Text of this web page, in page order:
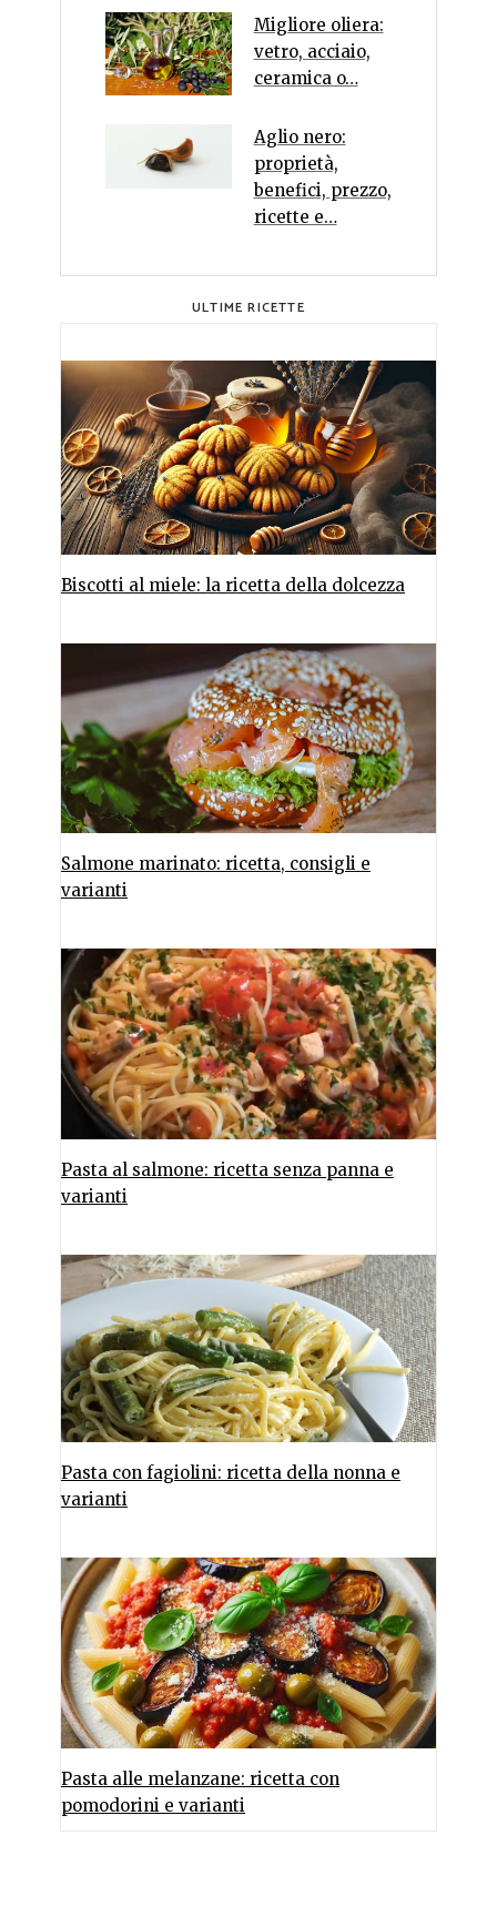
Migliore oliera:
vetro, acciaio,
ceramica o…
Aglio nero:
proprietà,
benefici, prezzo,
ricette e…
ULTIME RICETTE
Biscotti al miele: la ricetta della dolcezza
Salmone marinato: ricetta, consigli e
varianti
Pasta al salmone: ricetta senza panna e
varianti
Pasta con fagiolini: ricetta della nonna e
varianti
Pasta alle melanzane: ricetta con
pomodorini e varianti